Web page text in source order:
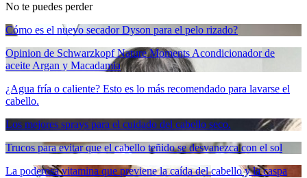
No te puedes perder
Cómo es el nuevo secador Dyson para el pelo rizado?
Opinion de Schwarzkopf Nature Moments Acondicionador de
aceite Argan y Macadamia
¿Agua fría o caliente? Esto es lo más recomendado para lavarse el
cabello.
Los mejores sprays para el cuidado del cabello seco.
Trucos para evitar que el cabello teñido se desvanezca con el sol
La poderosa vitamina que previene la caída del cabello y la caspa